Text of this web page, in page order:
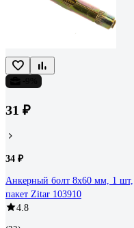
31 ₽
34 ₽
Анкерный болт 8x60 мм, 1 шт,
пакет Zitar 103910
4.8